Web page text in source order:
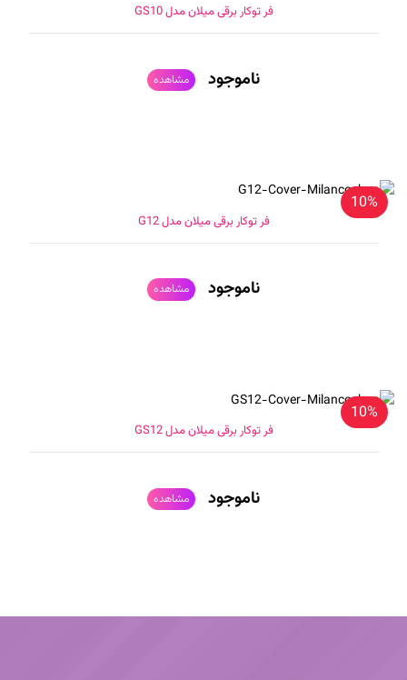
فر توکار برقی میلان مدل GS10
ناموجود مشاهده
10%
فر توکار برقی میلان مدل G12
ناموجود مشاهده
10%
فر توکار برقی میلان مدل GS12
ناموجود مشاهده